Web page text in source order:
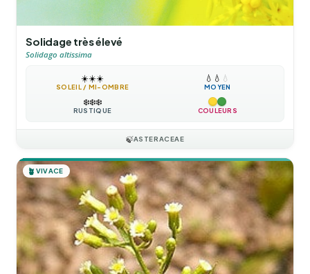
Solidage très élevé
Solidago altissima
☀️☀️☀️
SOLEIL / MI-OMBRE
💧 💧 💧
MOYEN
❄️❄️❄️
RUSTIQUE COULEURS
🍃ASTERACEAE
🪴 VIVACE